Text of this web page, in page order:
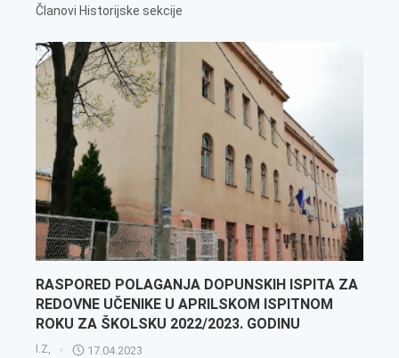
Članovi Historijske sekcije
RASPORED POLAGANJA DOPUNSKIH ISPITA ZA
REDOVNE UČENIKE U APRILSKOM ISPITNOM
ROKU ZA ŠKOLSKU 2022/2023. GODINU
I.Z, 17.04.2023